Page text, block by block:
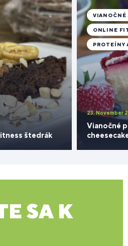
štedrák
23. November
Vianočné
VIANOČNÉ
ONLINE
PROTEÍNY
SA K